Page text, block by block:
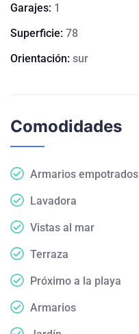
Garajes: 1
Superficie: 78
Orientación: sur
Comodidades
Armarios empotrados
Lavadora
Vistas al mar
Terraza
Próximo a la playa
Armarios